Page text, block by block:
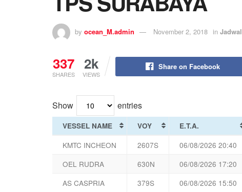
by ocean_M.admin November 2, 2018 in Jadwal
337
SHARES
2k
VIEWS
Share on Facebook
Show entries
VESSEL NAME VOY E.T.A.
KMTC INCHEON 2607S 06/08/2026 20:40
OEL RUDRA
630N 06/08/2026 17:20
AS CASPRIA
379S 06/08/2026 15:50